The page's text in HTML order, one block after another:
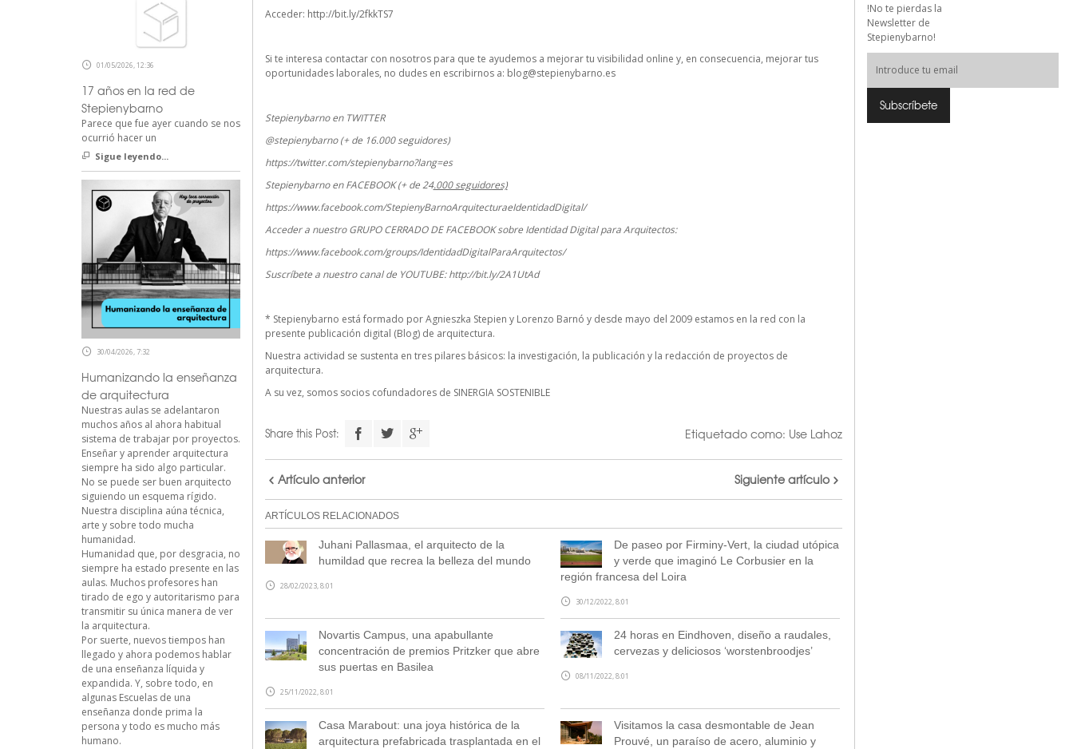
Acceder: http://bit.ly/2fkkTS7
Si te interesa contactar con nosotros para que te ayudemos a mejorar tu visibilidad online y, en consecuencia, mejorar tus
oportunidades laborales, no dudes en escribirnos a: blog@stepienybarno.es
Stepienybarno en TWITTER
@stepienybarno (+ de 16.000 seguidores)
https://twitter.com/stepienybarno?lang=es
Stepienybarno en FACEBOOK (+ de 24.000 seguidores)
https://www.facebook.com/StepienyBarnoArquitecturaeIdentidadDigital/
Acceder a nuestro GRUPO CERRADO DE FACEBOOK sobre Identidad Digital para Arquitectos:
https://www.facebook.com/groups/IdentidadDigitalParaArquitectos/
Suscríbete a nuestro canal de YOUTUBE:http://bit.ly/2A1UtAd
* Stepienybarno está formado por Agnieszka Stepien y Lorenzo Barnó y desde mayo del 2009 estamos en la red con la
presente publicación digital (Blog) de arquitectura.
Nuestra actividad se sustenta en tres pilares básicos: la investigación, la publicación y la redacción de proyectos de
arquitectura.
A su vez, somos socios cofundadores de SINERGIA SOSTENIBLE
Share this Post: Etiquetado como: Use Lahoz
Artículo anterior Siguiente artículo
ARTÍCULOS RELACIONADOS
Juhani Pallasmaa, el arquitecto de la
humildad que recrea la belleza del mundo
28/02/2023, 8:01
De paseo por Firminy-Vert, la ciudad utópica
y verde que imaginó Le Corbusier en la
región francesa del Loira
30/12/2022, 8:01
Novartis Campus, una apabullante
concentración de premios Pritzker que abre
sus puertas en Basilea
25/11/2022, 8:01
24 horas en Eindhoven, diseño a raudales,
cervezas y deliciosos ‘worstenbroodjes’
08/11/2022, 8:01
Casa Marabout: una joya histórica de la
arquitectura prefabricada trasplantada en el
Visitamos la casa desmontable de Jean
Prouvé, un paraíso de acero, aluminio y
!No te pierdas la
Newsletter de
Stepienybarno!
01/05/2026, 12:36
17 años en la red de
Stepienybarno
Parece que fue ayer cuando se nos
ocurrió hacer un
Sigue leyendo...
30/04/2026, 7:32
Humanizando la enseñanza
de arquitectura
Nuestras aulas se adelantaron
muchos años al ahora habitual
sistema de trabajar por proyectos.
Enseñar y aprender arquitectura
siempre ha sido algo particular.
No se puede ser buen arquitecto
siguiendo un esquema rígido.
Nuestra disciplina aúna técnica,
arte y sobre todo mucha
humanidad.
Humanidad que, por desgracia, no
siempre ha estado presente en las
aulas. Muchos profesores han
tirado de ego y autoritarismo para
transmitir su única manera de ver
la arquitectura.
Por suerte, nuevos tiempos han
llegado y ahora podemos hablar
de una enseñanza líquida y
expandida. Y, sobre todo, en
algunas Escuelas de una
enseñanza donde prima la
persona y todo es mucho más
humano.